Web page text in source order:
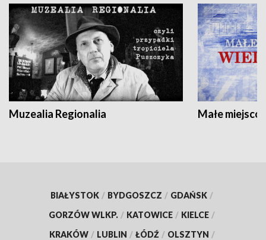
Muzealia Regionalia Małe
BIAŁYSTOK / BYDGOSZCZ / GDAŃSK /
GORZÓW WLKP. / KATOWICE / KIELCE /
KRAKÓW / LUBLIN / ŁÓDŹ / OLSZTYN /